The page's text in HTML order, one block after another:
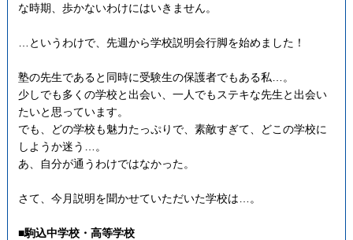
な時期、歩かないわけにはいきません。
…というわけで、先週から学校説明会行脚を始めました！
塾の先生であると同時に受験生の保護者でもある私…。
少しでも多くの学校と出会い、一人でもステキな先生と出会い
たいと思っています。
でも、どの学校も魅力たっぷりで、素敵すぎて、どこの学校に
しようか迷う…。
あ、自分が通うわけではなかった。
さて、今月説明を聞かせていただいた学校は…。
■駒込中学校・高等学校